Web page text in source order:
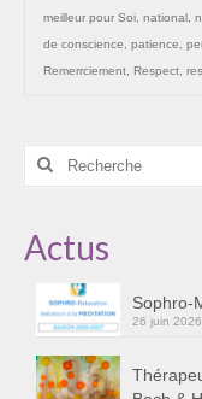
Initiation à
Sophro-
Prendre contact
Cursus « Le
Sophro-
Sophrologie
meilleur pour Soi national
de conscience
patience
Remerrciement
Respect
Rechercher
Actus
Sophro-
26 juin 2026